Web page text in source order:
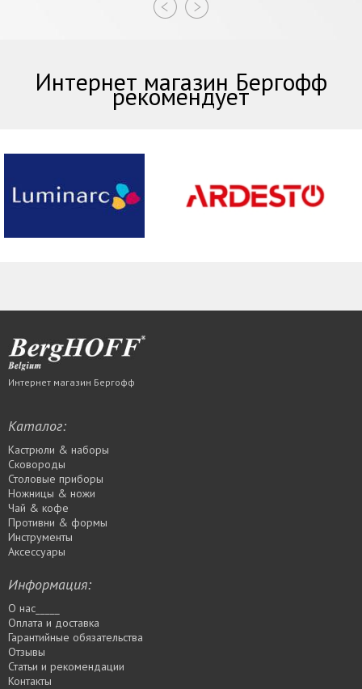
Интернет магазин Бергофф
рекомендует
Интернет магазин Бергофф
Каталог:
Кастрюли & наборы
Сковороды
Столовые приборы
Ножницы & ножи
Чай & кофе
Противни & формы
Инструменты
Аксессуары
Информация:
О нас_____
Оплата и доставка
Гарантийные обязательства
Отзывы
Статьи и рекомендации
Контакты